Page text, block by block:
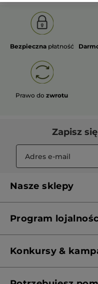
Bezpieczna płatność
Prawo dozwrotu
Zapisz
Nasze sklepy
Franczyza
Program
Konkursy &